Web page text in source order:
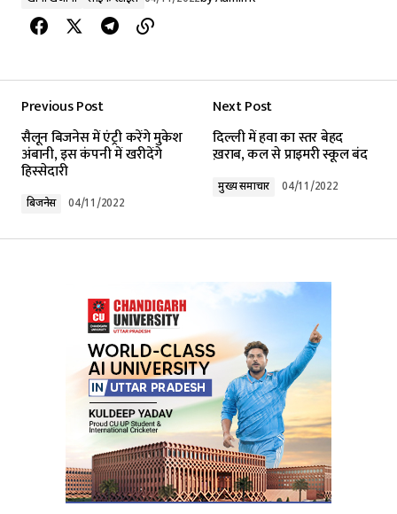
Previous Post
सैलून बिजनेस में एंट्री करेंगे मुकेश
अंबानी, इस कंपनी में खरीदेंगे
हिस्सेदारी
बिजनेस 04/11/2022
Next Post
दिल्ली में हवा का स्तर बेहद
ख़राब, कल से प्राइमरी स्कूल बंद
मुख्य समाचार 04/11/2022